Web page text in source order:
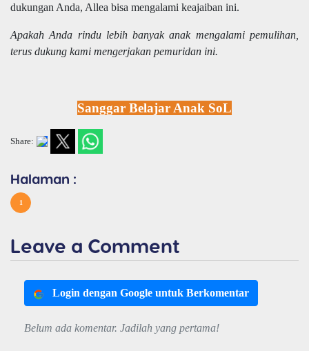
dukungan Anda, Allea bisa mengalami keajaiban ini.
Apakah Anda rindu lebih banyak anak mengalami pemulihan,
terus dukung kami mengerjakan pemuridan ini.
Sanggar Belajar Anak SoL
Share:
Halaman :
1
Leave a Comment
Login dengan Google untuk Berkomentar
Belum ada komentar. Jadilah yang pertama!